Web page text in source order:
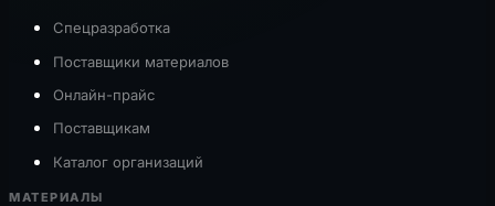
Спецразработка
Поставщики материалов
Онлайн-прайс
Поставщикам
Каталог организаций
МАТЕРИАЛЫ